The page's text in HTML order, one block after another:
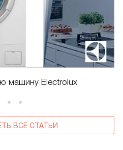
машину Electrolux
ВСЕ СТАТЬИ